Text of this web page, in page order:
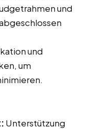
und
und
um
Unterstützung